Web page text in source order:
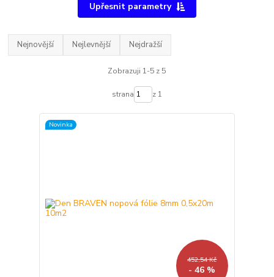
Upřesnit parametry
Nejnovější Nejlevnější Nejdražší
Zobrazuji 1-5 z 5
strana z 1
Novinka
452,54 Kč
- 46 %